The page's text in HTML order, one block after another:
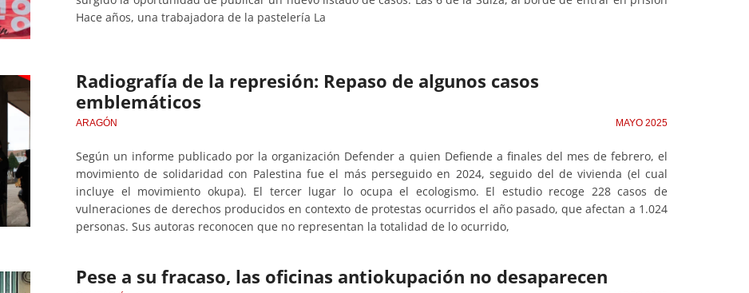
Hace años, una trabajadora de la pastelería La
Radiografía de la represión: Repaso de algunos casos
emblemáticos
ARAGÓN MAYO 2025
Según un informe publicado por la organización Defender a quien Defiende a finales del mes de febrero, el
movimiento de solidaridad con Palestina fue el más perseguido en 2024, seguido del de vivienda (el cual
incluye el movimiento okupa). El tercer lugar lo ocupa el ecologismo. El estudio recoge 228 casos de
vulneraciones de derechos producidos en contexto de protestas ocurridos el año pasado, que afectan a 1.024
personas. Sus autoras reconocen que no representan la totalidad de lo ocurrido,
Pese a su fracaso, las oficinas antiokupación no desaparecen